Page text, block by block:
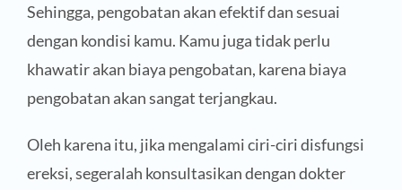
Sehingga, pengobatan akan efektif dan sesuai
dengan kondisi kamu. Kamu juga tidak perlu
khawatir akan biaya pengobatan, karena biaya
pengobatan akan sangat terjangkau.
Oleh karena itu, jika mengalami ciri-ciri disfungsi
ereksi, segeralah konsultasikan dengan dokter